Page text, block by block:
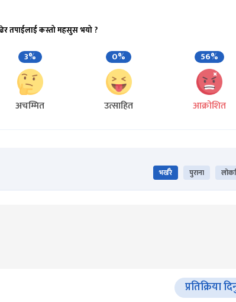
तपाईलाई कस्तो महसुस भयो ?
3%
अचम्मित
0%
उत्साहित
56%
आक्रोशित
भर्खरै पुराना
प्रतिक्रिया